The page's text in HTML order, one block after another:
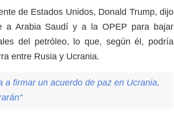
de Estados Unidos, Donald Trump, dijo
a Arabia Saudí y a la OPEP para bajar
del petróleo, lo que, según él, podría
entre Rusia y Ucrania.
a firmar un acuerdo de paz en Ucrania,